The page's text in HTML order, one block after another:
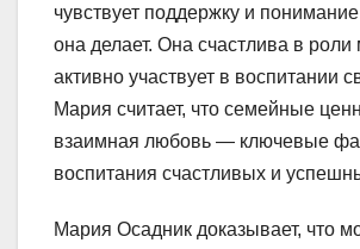
чувствует поддержку и
она делает. Она счастлива в роли
активно участвует в воспитании
Мария считает, что семейные
взаимная любовь — ключевые
воспитания счастливых и
Мария Осадник доказывает, что